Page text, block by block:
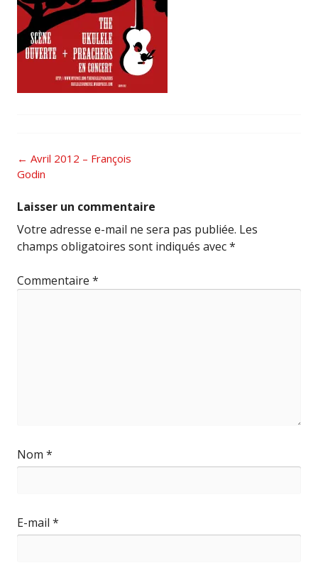
Post
navigation
← Avril 2012 – François
Godin
Laisser un commentaire
Votre adresse e-mail ne sera pas publiée. Les
champs obligatoires sont indiqués avec*
Commentaire *
Nom *
E-mail *